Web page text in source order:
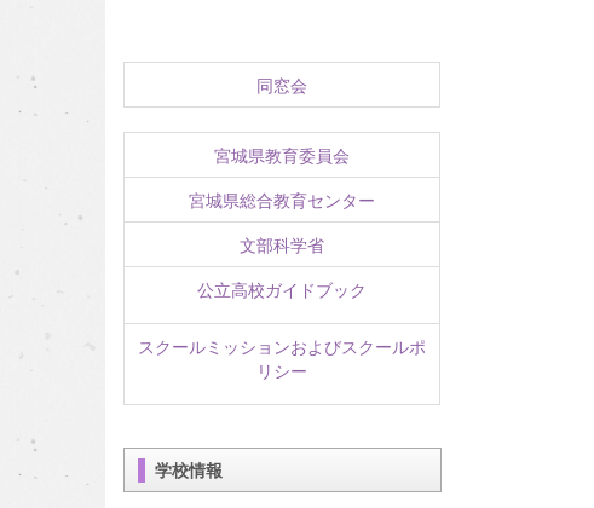
同窓会
宮城県教育委員会
宮城県総合教育センター
文部科学省
公立高校ガイドブック
スクールミッションおよびスクールポ
リシー
学校情報